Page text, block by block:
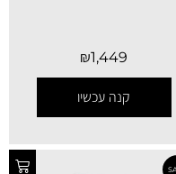
₪1,449
קנה עכשיו